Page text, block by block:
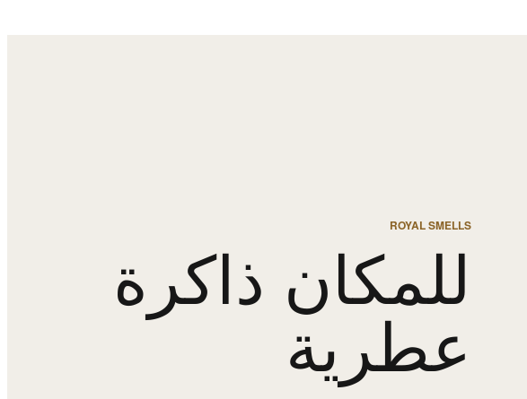
ROYAL SMELLS
للمكان ذاكرة
عطرية